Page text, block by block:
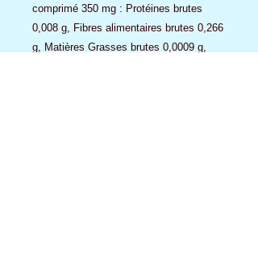
comprimé 350 mg : Protéines brutes
0,008 g, Fibres alimentaires brutes 0,266
g, Matières Grasses brutes 0,0009 g,